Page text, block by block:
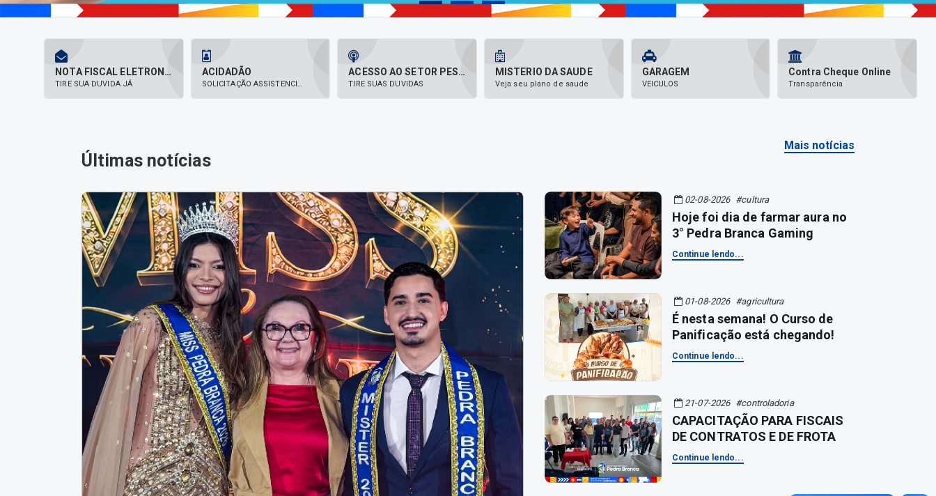
NOTA FISCAL ELETRONICA
TIRE SUA DUVIDA JÁ
ACIDADÃO
SOLICITAÇÃO ASSISTENCIAL
ACESSO AO SETOR PESSOAL
TIRE SUAS DUVIDAS
MISTERIO DA SAUDE
Veja seu plano de saude
GARAGEM
VEICULOS
Contra Cheque Online
Transparência
Últimas notícias
Mais notícias
02-08-2026 #cultura
Hoje foi dia de farmar aura no
3° Pedra Branca Gaming
Continue lendo...
01-08-2026 #agricultura
É nesta semana! O Curso de
Panificação está chegando!
Continue lendo...
21-07-2026 #controladoria
CAPACITAÇÃO PARA FISCAIS
DE CONTRATOS E DE FROTA
Continue lendo...